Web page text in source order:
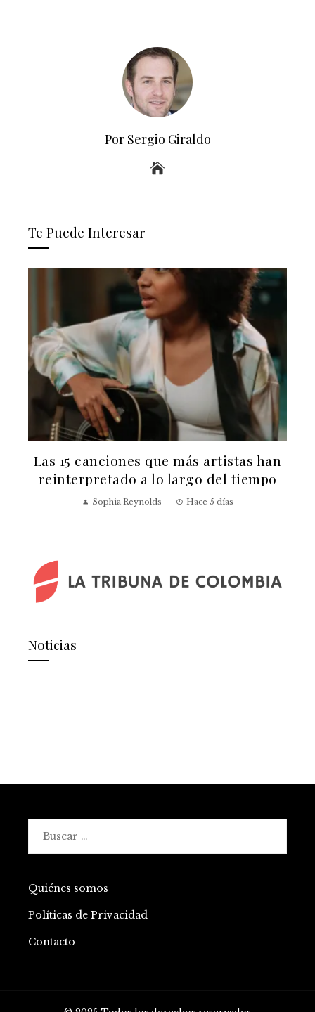
Por Sergio Giraldo
Te Puede Interesar
Las 15 canciones que más artistas han
reinterpretado a lo largo del tiempo
Sophia Reynolds Hace 5 días
Noticias
Quiénes somos
Políticas de Privacidad
Contacto